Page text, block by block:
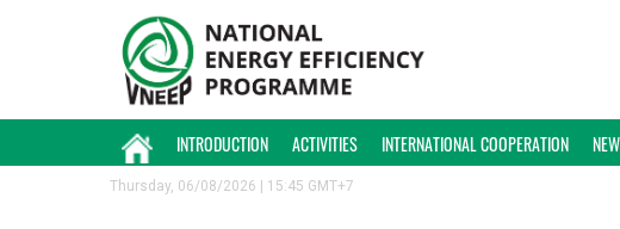
INTRODUCTION ACTIVITIES INTERNATIONAL COOPERATION
Thursday, 06/08/2026 | 15:45 GMT+7